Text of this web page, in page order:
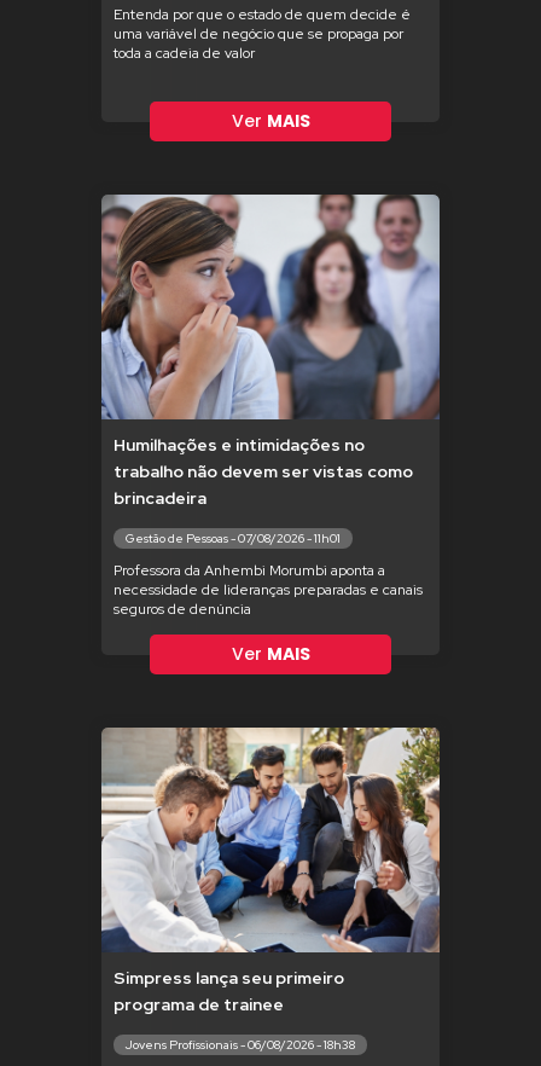
Entenda por que o estado de quem decide é
uma variável de negócio que se propaga por
toda a cadeia de valor
Ver MAIS
Humilhações e intimidações no
trabalho não devem ser vistas como
brincadeira
Gestão de Pessoas - 07/08/2026 - 11h01
Professora da Anhembi Morumbi aponta a
necessidade de lideranças preparadas e canais
seguros de denúncia
Ver MAIS
Simpress lança seu primeiro
programa de trainee
Jovens Profissionais - 06/08/2026 - 18h38